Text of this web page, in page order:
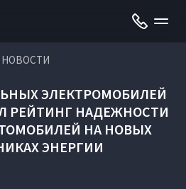
НОВОСТИ
ЭЛЕКТРОМОБИЛЕЙ
РЕЙТИНГ НАДЕЖНОСТИ
НА НОВЫХ
ЭНЕРГИИ